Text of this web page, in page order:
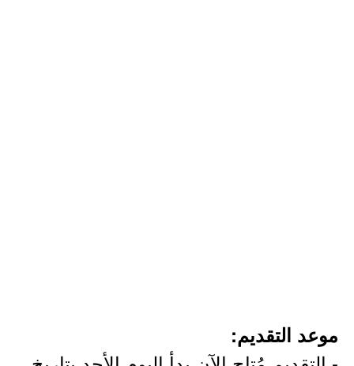
موعد التقديم: